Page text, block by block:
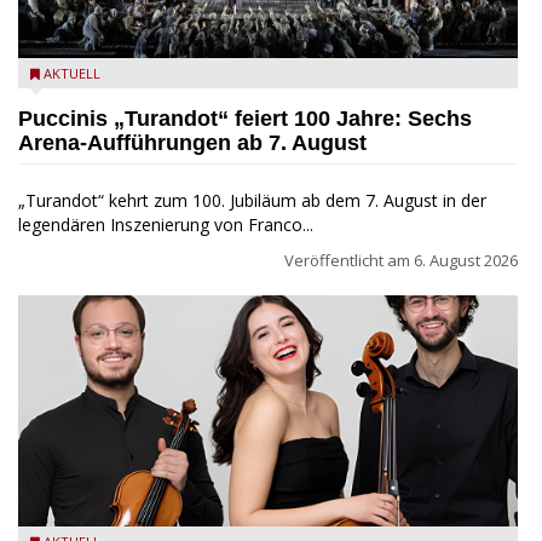
Turandot in der Arena von Verona - Ennevi für Fondazione
AKTUELL
Puccinis „Turandot“ feiert 100 Jahre: Sechs
Arena-Aufführungen ab 7. August
„Turandot“ kehrt zum 100. Jubiläum ab dem 7. August in der
legendären Inszenierung von Franco...
Veröffentlicht am 6. August 2026